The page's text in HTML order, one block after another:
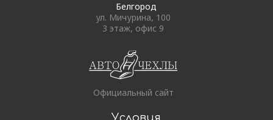
Белгород
ул. Мичурина, 100
3 этаж, офис 9
Официальный сайт
Условия